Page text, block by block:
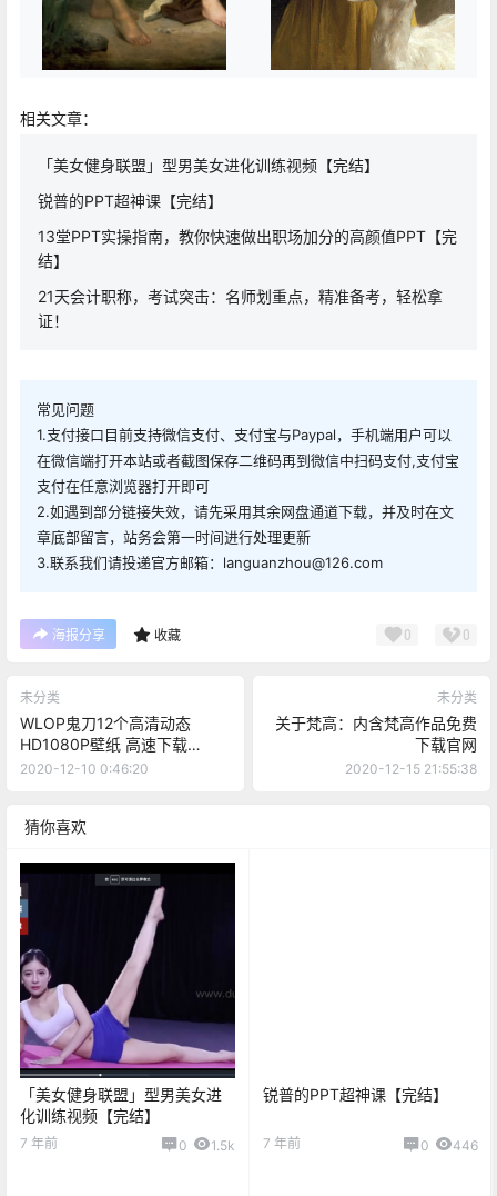
相关文章：
「美女健身联盟」型男美女进化训练视频【完结】
锐普的PPT超神课【完结】
13堂PPT实操指南，教你快速做出职场加分的高颜值PPT【完
结】
21天会计职称，考试突击：名师划重点，精准备考，轻松拿
证！
常见问题
1.支付接口目前支持微信支付、支付宝与Paypal，手机端用户可以
在微信端打开本站或者截图保存二维码再到微信中扫码支付,支付宝
支付在任意浏览器打开即可
2.如遇到部分链接失效，请先采用其余网盘通道下载，并及时在文
章底部留言，站务会第一时间进行处理更新
3.联系我们请投递官方邮箱：languanzhou@126.com
海报分享 收藏 0 0
未分类
WLOP鬼刀12个高清动态
HD1080P壁纸 高速下载
[2.52GB/12V]
2020-12-10 0:46:20
未分类
关于梵高：内含梵高作品免费
下载官网
2020-12-15 21:55:38
猜你喜欢
「美女健身联盟」型男美女进
化训练视频【完结】
7 年前 0 1.5k
锐普的PPT超神课【完结】
7 年前 0 446